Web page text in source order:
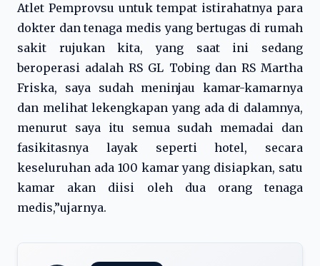
Atlet Pemprovsu untuk tempat istirahatnya para
dokter dan tenaga medis yang bertugas di rumah
sakit rujukan kita, yang saat ini sedang
beroperasi adalah RS GL Tobing dan RS Martha
Friska, saya sudah meninjau kamar-kamarnya
dan melihat lekengkapan yang ada di dalamnya,
menurut saya itu semua sudah memadai dan
fasikitasnya layak seperti hotel, secara
keseluruhan ada 100 kamar yang disiapkan, satu
kamar akan diisi oleh dua orang tenaga
medis,”ujarnya.